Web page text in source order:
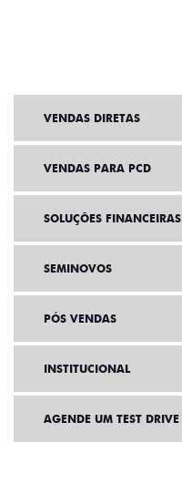
VENDAS DIRETAS
VENDAS PARA PCD
SOLUÇÕES FINANCEIRAS
SEMINOVOS
PÓS VENDAS
INSTITUCIONAL
AGENDE UM TEST DRIVE